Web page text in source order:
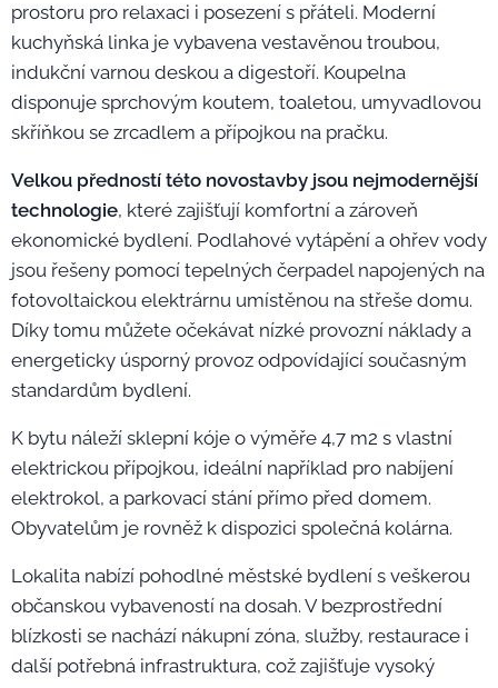
prostoru pro relaxaci i posezení s přáteli. Moderní
kuchyňská linka je vybavena vestavěnou troubou,
indukční varnou deskou a digestoří. Koupelna
disponuje sprchovým koutem, toaletou, umyvadlovou
skříňkou se zrcadlem a přípojkou na pračku.
Velkou předností této novostavby jsou nejmodernější
technologie, které zajišťují komfortní a zároveň
ekonomické bydlení. Podlahové vytápění a ohřev vody
jsou řešeny pomocí tepelných čerpadel napojených na
fotovoltaickou elektrárnu umístěnou na střeše domu.
Díky tomu můžete očekávat nízké provozní náklady a
energeticky úsporný provoz odpovídající současným
standardům bydlení.
K bytu náleží sklepní kóje o výměře 4,7 m2 s vlastní
elektrickou přípojkou, ideální například pro nabíjení
elektrokol, a parkovací stání přímo před domem.
Obyvatelům je rovněž k dispozici společná kolárna.
Lokalita nabízí pohodlné městské bydlení s veškerou
občanskou vybaveností na dosah. V bezprostřední
blízkosti se nachází nákupní zóna, služby, restaurace i
další potřebná infrastruktura, což zajišťuje vysoký